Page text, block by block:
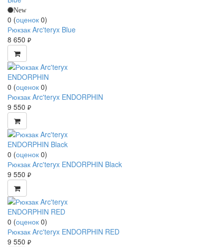
New
0 (оценок 0)
Рюкзак Arc'teryx Blue
8 650 руб.
0 (оценок 0)
Рюкзак Arc'teryx ENDORPHIN
9 550 руб.
0 (оценок 0)
Рюкзак Arc'teryx ENDORPHIN Black
9 550 руб.
0 (оценок 0)
Рюкзак Arc'teryx ENDORPHIN RED
9 550 руб.